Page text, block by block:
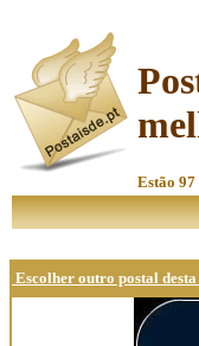
Estão
Escolher outro postal